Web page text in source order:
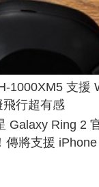
1000XM5 支援
飛行超有感
Galaxy Ring 2
傳將支援